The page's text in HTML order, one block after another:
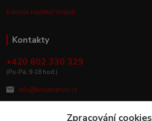
Kde nás najdete? (mapa)
Kontakty
+420 602 330 329
(Po-Pá, 9-18 hod.)
info@broukservis.cz
Zpracování cookies